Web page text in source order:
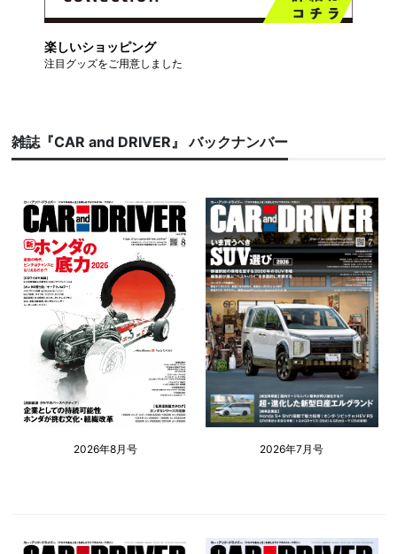
楽しいショッピング
注目グッズをご用意しました
雑誌『CAR and DRIVER』 バックナンバー
2026年8月号 2026年7月号